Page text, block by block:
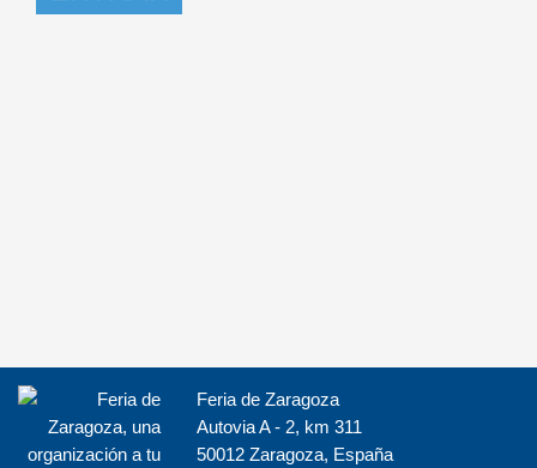
Feria de Zaragoza
Autovia A - 2, km 311
50012 Zaragoza, España